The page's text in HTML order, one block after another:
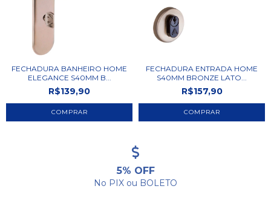
FECHADURA BANHEIRO HOME
ELEGANCE S40MM B...
R$139,90
FECHADURA ENTRADA HOME
S40MM BRONZE LATO...
R$157,90
5% OFF
No PIX ou BOLETO